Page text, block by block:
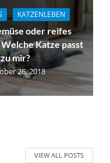
KATZENLEBEN
oder reifes
Katze passt
zu mir?
26, 2018
VIEW ALL POSTS